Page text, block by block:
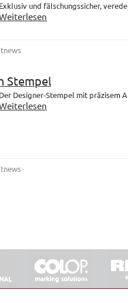
Exklusiv und fälschungssicher,
Stempel
Der Designer-Stempel mit präzisem